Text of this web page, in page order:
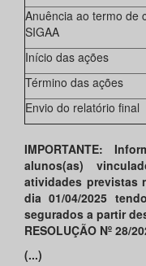
Anuência ao termo de
SIGAA
Início das ações
Término das ações
Envio do relatório final
IMPORTANTE:
alunos(as)
atividades previstas
dia 01/04/2025
segurados a partir
RESOLUÇÃO Nº 28/
(...)